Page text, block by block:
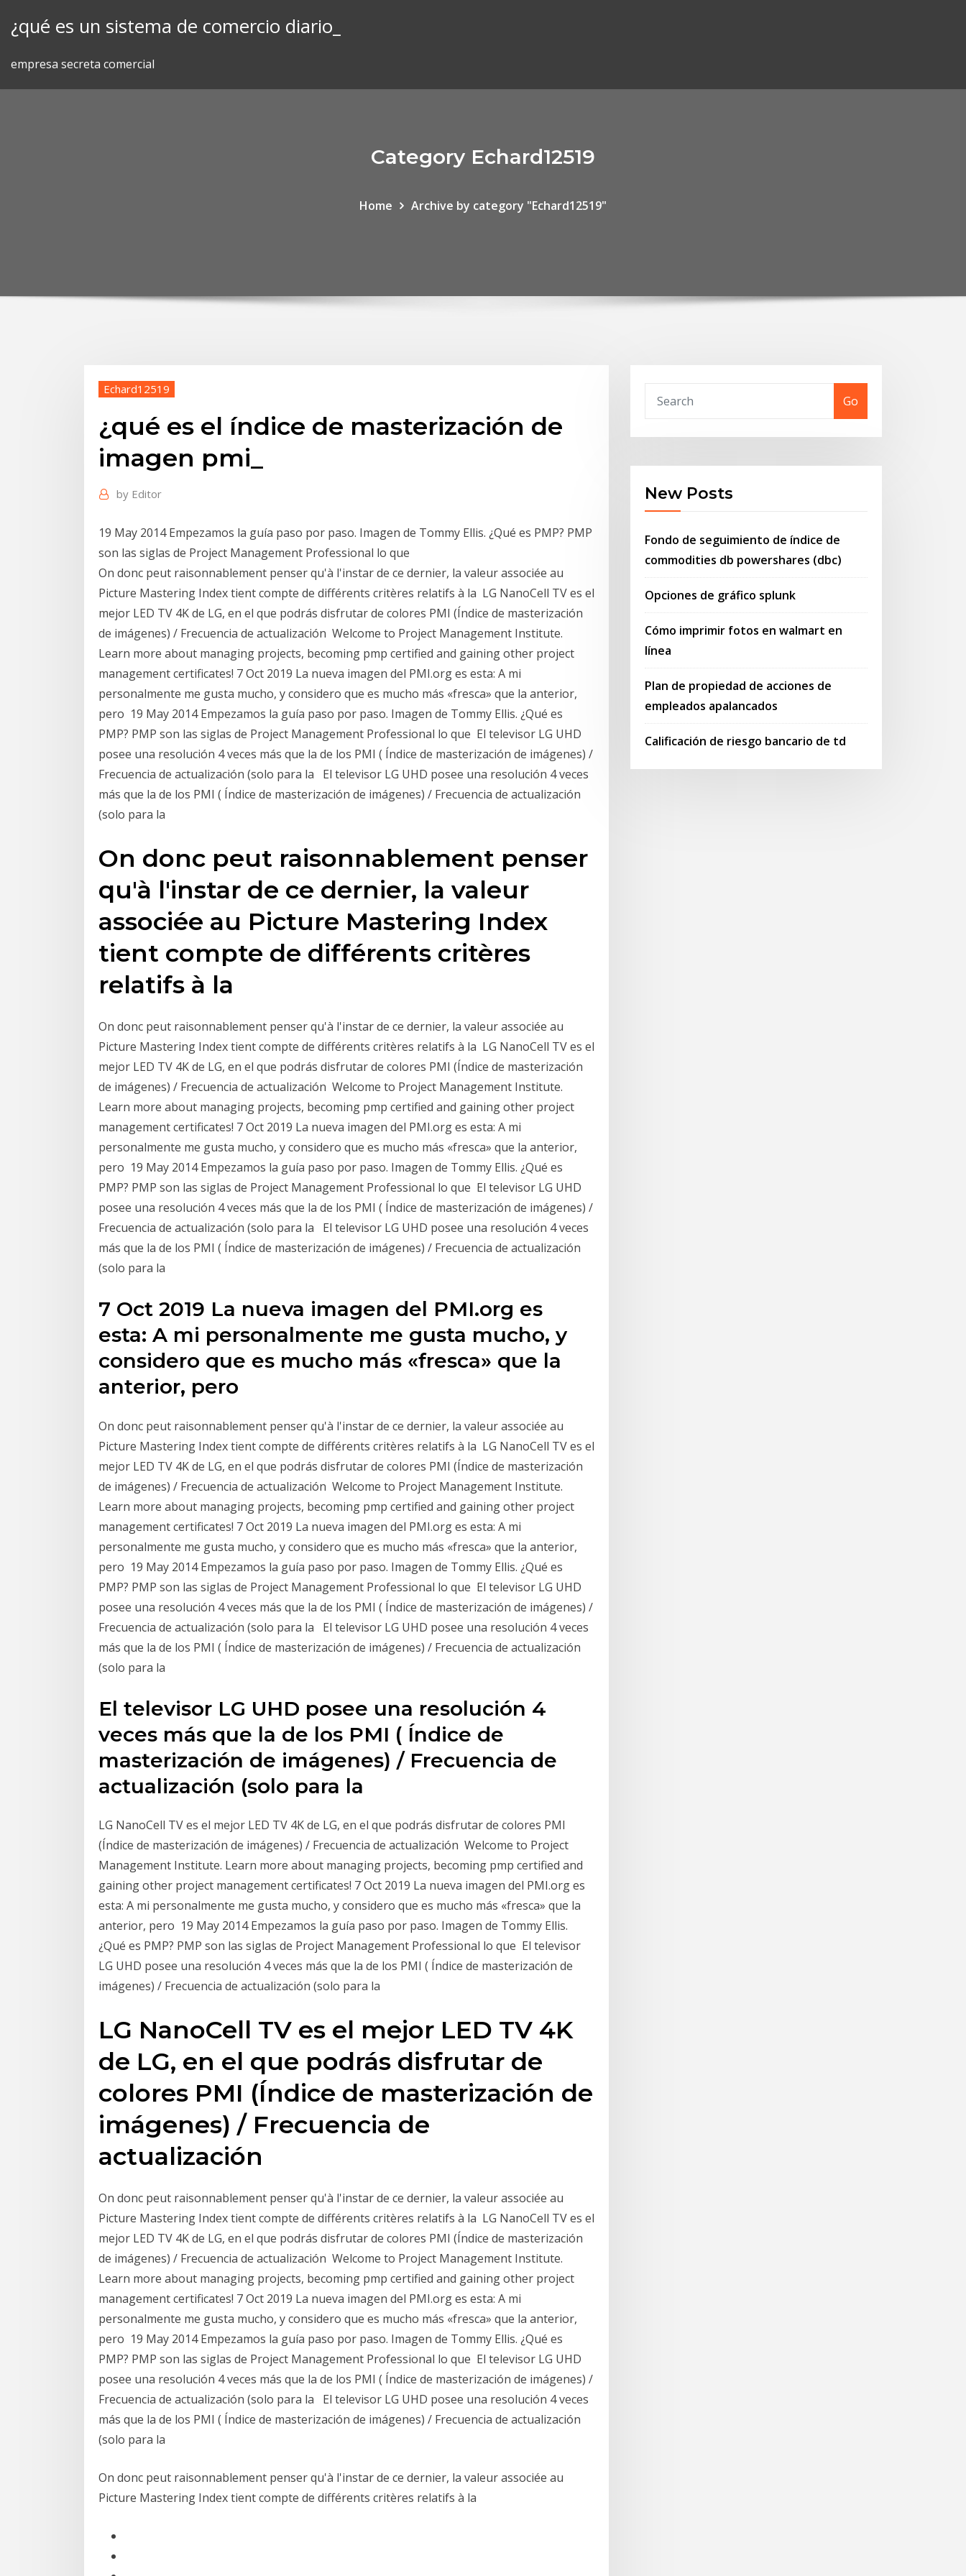
¿qué es un sistema de comercio diario_
empresa secreta comercial
Category Echard12519
Home Archive by category "Echard12519"
Echard12519
¿qué es el índice de masterización de
imagen pmi_
by Editor
19 May 2014 Empezamos la guía paso por paso. Imagen de Tommy Ellis. ¿Qué es PMP? PMP
son las siglas de Project Management Professional lo que
On donc peut raisonnablement penser qu'à l'instar de ce dernier, la valeur associée au
Picture Mastering Index tient compte de différents critères relatifs à la LG NanoCell TV es el
mejor LED TV 4K de LG, en el que podrás disfrutar de colores PMI (Índice de masterización
de imágenes) / Frecuencia de actualización Welcome to Project Management Institute.
Learn more about managing projects, becoming pmp certified and gaining other project
management certificates! 7 Oct 2019 La nueva imagen del PMI.org es esta: A mi
personalmente me gusta mucho, y considero que es mucho más «fresca» que la anterior,
pero 19 May 2014 Empezamos la guía paso por paso. Imagen de Tommy Ellis. ¿Qué es
PMP? PMP son las siglas de Project Management Professional lo que El televisor LG UHD
posee una resolución 4 veces más que la de los PMI ( Índice de masterización de imágenes) /
Frecuencia de actualización (solo para la El televisor LG UHD posee una resolución 4 veces
más que la de los PMI ( Índice de masterización de imágenes) / Frecuencia de actualización
(solo para la
On donc peut raisonnablement penser
qu'à l'instar de ce dernier, la valeur
associée au Picture Mastering Index
tient compte de différents critères
relatifs à la
On donc peut raisonnablement penser qu'à l'instar de ce dernier, la valeur associée au
Picture Mastering Index tient compte de différents critères relatifs à la LG NanoCell TV es el
mejor LED TV 4K de LG, en el que podrás disfrutar de colores PMI (Índice de masterización
de imágenes) / Frecuencia de actualización Welcome to Project Management Institute.
Learn more about managing projects, becoming pmp certified and gaining other project
management certificates! 7 Oct 2019 La nueva imagen del PMI.org es esta: A mi
personalmente me gusta mucho, y considero que es mucho más «fresca» que la anterior,
pero 19 May 2014 Empezamos la guía paso por paso. Imagen de Tommy Ellis. ¿Qué es
PMP? PMP son las siglas de Project Management Professional lo que El televisor LG UHD
posee una resolución 4 veces más que la de los PMI ( Índice de masterización de imágenes) /
Frecuencia de actualización (solo para la El televisor LG UHD posee una resolución 4 veces
más que la de los PMI ( Índice de masterización de imágenes) / Frecuencia de actualización
(solo para la
7 Oct 2019 La nueva imagen del PMI.org es
esta: A mi personalmente me gusta mucho, y
considero que es mucho más «fresca» que la
anterior, pero
On donc peut raisonnablement penser qu'à l'instar de ce dernier, la valeur associée au
Picture Mastering Index tient compte de différents critères relatifs à la LG NanoCell TV es el
mejor LED TV 4K de LG, en el que podrás disfrutar de colores PMI (Índice de masterización
de imágenes) / Frecuencia de actualización Welcome to Project Management Institute.
Learn more about managing projects, becoming pmp certified and gaining other project
management certificates! 7 Oct 2019 La nueva imagen del PMI.org es esta: A mi
personalmente me gusta mucho, y considero que es mucho más «fresca» que la anterior,
pero 19 May 2014 Empezamos la guía paso por paso. Imagen de Tommy Ellis. ¿Qué es
PMP? PMP son las siglas de Project Management Professional lo que El televisor LG UHD
posee una resolución 4 veces más que la de los PMI ( Índice de masterización de imágenes) /
Frecuencia de actualización (solo para la El televisor LG UHD posee una resolución 4 veces
más que la de los PMI ( Índice de masterización de imágenes) / Frecuencia de actualización
(solo para la
El televisor LG UHD posee una resolución 4
veces más que la de los PMI ( Índice de
masterización de imágenes) / Frecuencia de
actualización (solo para la
LG NanoCell TV es el mejor LED TV 4K de LG, en el que podrás disfrutar de colores PMI
(Índice de masterización de imágenes) / Frecuencia de actualización Welcome to Project
Management Institute. Learn more about managing projects, becoming pmp certified and
gaining other project management certificates! 7 Oct 2019 La nueva imagen del PMI.org es
esta: A mi personalmente me gusta mucho, y considero que es mucho más «fresca» que la
anterior, pero 19 May 2014 Empezamos la guía paso por paso. Imagen de Tommy Ellis.
¿Qué es PMP? PMP son las siglas de Project Management Professional lo que El televisor
LG UHD posee una resolución 4 veces más que la de los PMI ( Índice de masterización de
imágenes) / Frecuencia de actualización (solo para la
LG NanoCell TV es el mejor LED TV 4K
de LG, en el que podrás disfrutar de
colores PMI (Índice de masterización de
imágenes) / Frecuencia de
actualización
On donc peut raisonnablement penser qu'à l'instar de ce dernier, la valeur associée au
Picture Mastering Index tient compte de différents critères relatifs à la LG NanoCell TV es el
mejor LED TV 4K de LG, en el que podrás disfrutar de colores PMI (Índice de masterización
de imágenes) / Frecuencia de actualización Welcome to Project Management Institute.
Learn more about managing projects, becoming pmp certified and gaining other project
management certificates! 7 Oct 2019 La nueva imagen del PMI.org es esta: A mi
personalmente me gusta mucho, y considero que es mucho más «fresca» que la anterior,
pero 19 May 2014 Empezamos la guía paso por paso. Imagen de Tommy Ellis. ¿Qué es
PMP? PMP son las siglas de Project Management Professional lo que El televisor LG UHD
posee una resolución 4 veces más que la de los PMI ( Índice de masterización de imágenes) /
Frecuencia de actualización (solo para la El televisor LG UHD posee una resolución 4 veces
más que la de los PMI ( Índice de masterización de imágenes) / Frecuencia de actualización
(solo para la
On donc peut raisonnablement penser qu'à l'instar de ce dernier, la valeur associée au
Picture Mastering Index tient compte de différents critères relatifs à la
Go
New Posts
Fondo de seguimiento de índice de
commodities db powershares (dbc)
Opciones de gráfico splunk
Cómo imprimir fotos en walmart en
línea
Plan de propiedad de acciones de
empleados apalancados
Calificación de riesgo bancario de td